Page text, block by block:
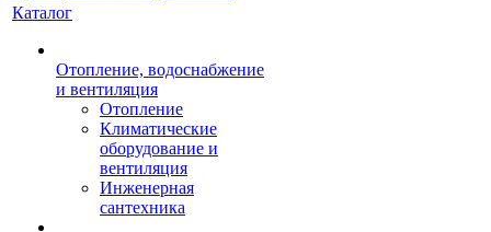
Каталог
Отопление, водоснабжение
и вентиляция
Отопление
Климатические
оборудование и
вентиляция
Инженерная
сантехника